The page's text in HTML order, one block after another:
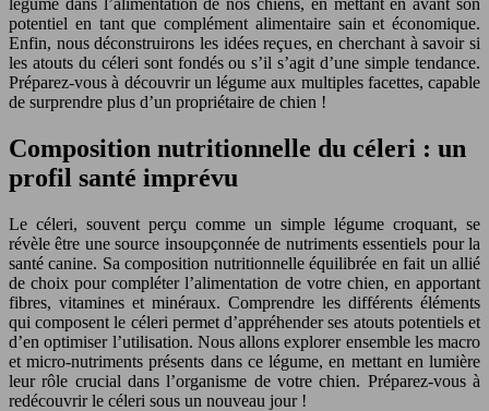
potentiel en tant que complément alimentaire sain et économique.
Enfin, nous déconstruirons les idées reçues, en cherchant à savoir si
les atouts du céleri sont fondés ou s’il s’agit d’une simple tendance.
Préparez-vous à découvrir un légume aux multiples facettes, capable
de surprendre plus d’un propriétaire de chien !
Composition nutritionnelle du céleri : un
profil santé imprévu
Le céleri, souvent perçu comme un simple légume croquant, se
révèle être une source insoupçonnée de nutriments essentiels pour la
santé canine. Sa composition nutritionnelle équilibrée en fait un allié
de choix pour compléter l’alimentation de votre chien, en apportant
fibres, vitamines et minéraux. Comprendre les différents éléments
qui composent le céleri permet d’appréhender ses atouts potentiels et
d’en optimiser l’utilisation. Nous allons explorer ensemble les macro
et micro-nutriments présents dans ce légume, en mettant en lumière
leur rôle crucial dans l’organisme de votre chien. Préparez-vous à
redécouvrir le céleri sous un nouveau jour !